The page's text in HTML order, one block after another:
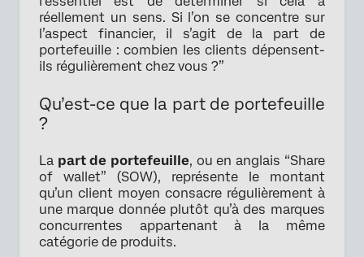
réellement un sens. Si l’on se concentre sur
l’aspect financier, il s’agit de la part de
portefeuille : combien les clients dépensent-
ils régulièrement chez vous ?”
Qu’est-ce que la part de portefeuille
?
La part de portefeuille, ou en anglais “Share
of wallet” (SOW), représente le montant
qu’un client moyen consacre régulièrement à
une marque donnée plutôt qu’à des marques
concurrentes appartenant à la même
catégorie de produits.